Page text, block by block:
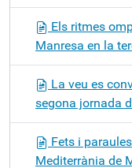
Els ritmes
Manresa en la
La veu es
segona jornada
Fets i
Mediterrània de